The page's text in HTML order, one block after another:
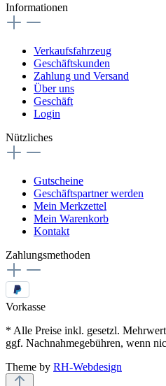
Informationen
Verkaufsfahrzeug
Geschäftskunden
Zahlung und Versand
Über uns
Geschäft
Login
Nützliches
Gutscheine
Geschäftspartner werden
Mein Merkzettel
Mein Warenkorb
Kontakt
Zahlungsmethoden
Vorkasse
* Alle Preise inkl. gesetzl.
ggf. Nachnahmegebühren, wenn
Theme by RH-Webdesign